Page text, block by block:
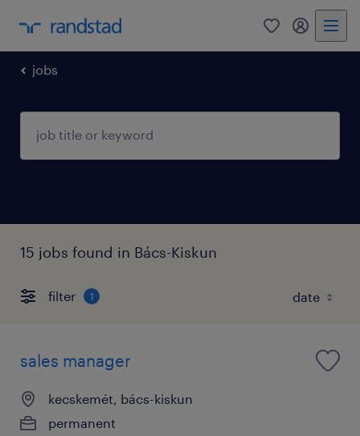
0 my
jobs
15 jobs found in Bács-Kiskun
filter 1
sales manager
kecskemét, bács-kiskun
permanent